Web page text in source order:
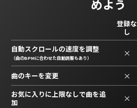
めよう
登録な
し
自動スクロールの速度を調整
（曲のBPMに合わせた自動調整もあり） ×
曲のキーを変更 ×
お気に入りに上限なしで曲を追
加
×